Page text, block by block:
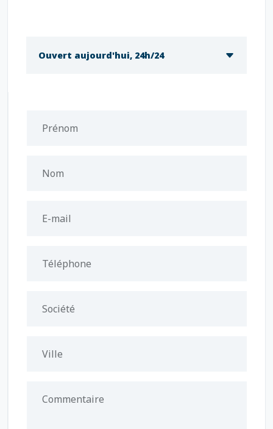
Ouvert aujourd'hui, 24h/24
Prénom
Nom
E-mail
Téléphone
Société
Ville
Commentaire